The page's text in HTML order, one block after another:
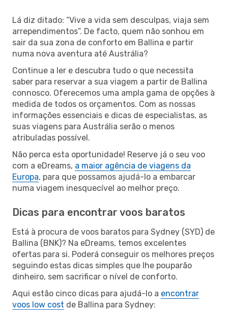
Lá diz ditado: “Vive a vida sem desculpas, viaja sem
arrependimentos”. De facto, quem não sonhou em
sair da sua zona de conforto em Ballina e partir
numa nova aventura até Austrália?
Continue a ler e descubra tudo o que necessita
saber para reservar a sua viagem a partir de Ballina
connosco. Oferecemos uma ampla gama de opções à
medida de todos os orçamentos. Com as nossas
informações essenciais e dicas de especialistas, as
suas viagens para Austrália serão o menos
atribuladas possível.
Não perca esta oportunidade! Reserve já o seu voo
com a eDreams, a maior agência de viagens da
Europa, para que possamos ajudá-lo a embarcar
numa viagem inesquecível ao melhor preço.
Dicas para encontrar voos baratos
Está à procura de voos baratos para Sydney (SYD) de
Ballina (BNK)? Na eDreams, temos excelentes
ofertas para si. Poderá conseguir os melhores preços
seguindo estas dicas simples que lhe pouparão
dinheiro, sem sacrificar o nível de conforto.
Aqui estão cinco dicas para ajudá-lo a encontrar
voos low cost de Ballina para Sydney: